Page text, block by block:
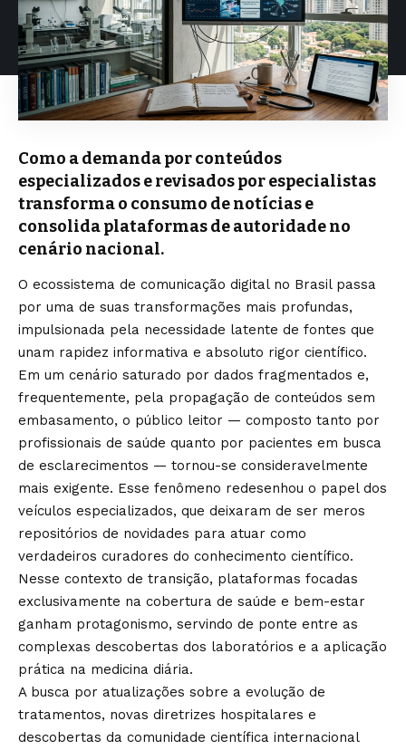
Como a demanda por conteúdos
especializados e revisados por especialistas
transforma o consumo de notícias e
consolida plataformas de autoridade no
cenário nacional.
O ecossistema de comunicação digital no Brasil passa
por uma de suas transformações mais profundas,
impulsionada pela necessidade latente de fontes que
unam rapidez informativa e absoluto rigor científico.
Em um cenário saturado por dados fragmentados e,
frequentemente, pela propagação de conteúdos sem
embasamento, o público leitor — composto tanto por
profissionais de saúde quanto por pacientes em busca
de esclarecimentos — tornou-se consideravelmente
mais exigente. Esse fenômeno redesenhou o papel dos
veículos especializados, que deixaram de ser meros
repositórios de novidades para atuar como
verdadeiros curadores do conhecimento científico.
Nesse contexto de transição, plataformas focadas
exclusivamente na cobertura de saúde e bem-estar
ganham protagonismo, servindo de ponte entre as
complexas descobertas dos laboratórios e a aplicação
prática na medicina diária.
A busca por atualizações sobre a evolução de
tratamentos, novas diretrizes hospitalares e
descobertas da comunidade científica internacional